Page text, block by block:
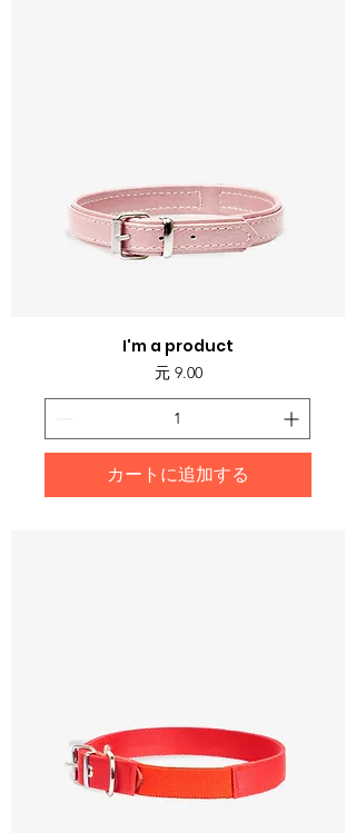
I'm a product
価格
元 9.00
カートに追加する